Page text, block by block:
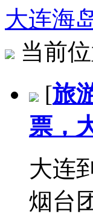
大连海
当前
[旅
票，
大连
烟台